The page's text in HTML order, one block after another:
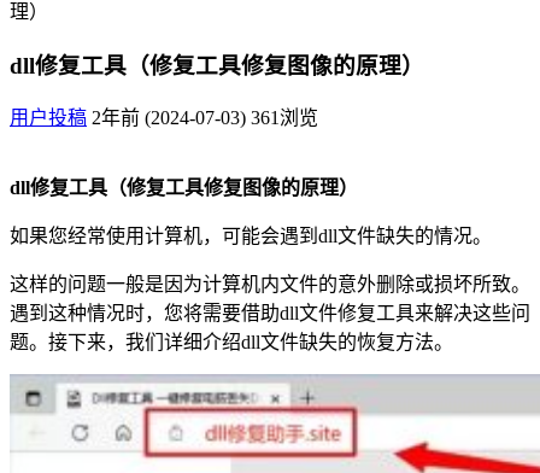
理）
dll修复工具（修复工具修复图像的原理）
用户投稿 2年前 (2024-07-03) 361浏览
dll修复工具（修复工具修复图像的原理）
如果您经常使用计算机，可能会遇到dll文件缺失的情况。
这样的问题一般是因为计算机内文件的意外删除或损坏所致。
遇到这种情况时，您将需要借助dll文件修复工具来解决这些问
题。接下来，我们详细介绍dll文件缺失的恢复方法。